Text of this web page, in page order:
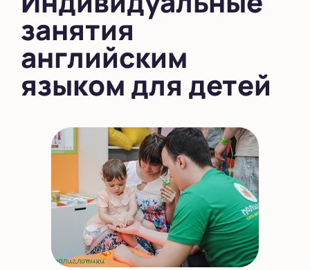
в Южном Бутово
во Внуково
на Беломорской
на Коломенской
в Московской
области
Показать на карте
Выбрать другой город
занятия
английским
языком для детей